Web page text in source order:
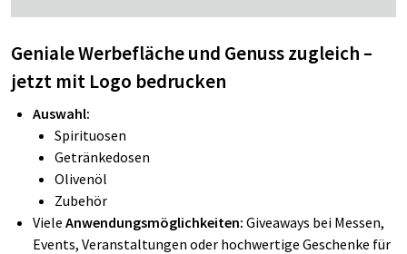
Geniale Werbefläche und Genuss zugleich –
jetzt mit Logo bedrucken
Auswahl:
Spirituosen
Getränkedosen
Olivenöl
Zubehör
Viele Anwendungsmöglichkeiten: Giveaways bei Messen,
Events, Veranstaltungen oder hochwertige Geschenke für